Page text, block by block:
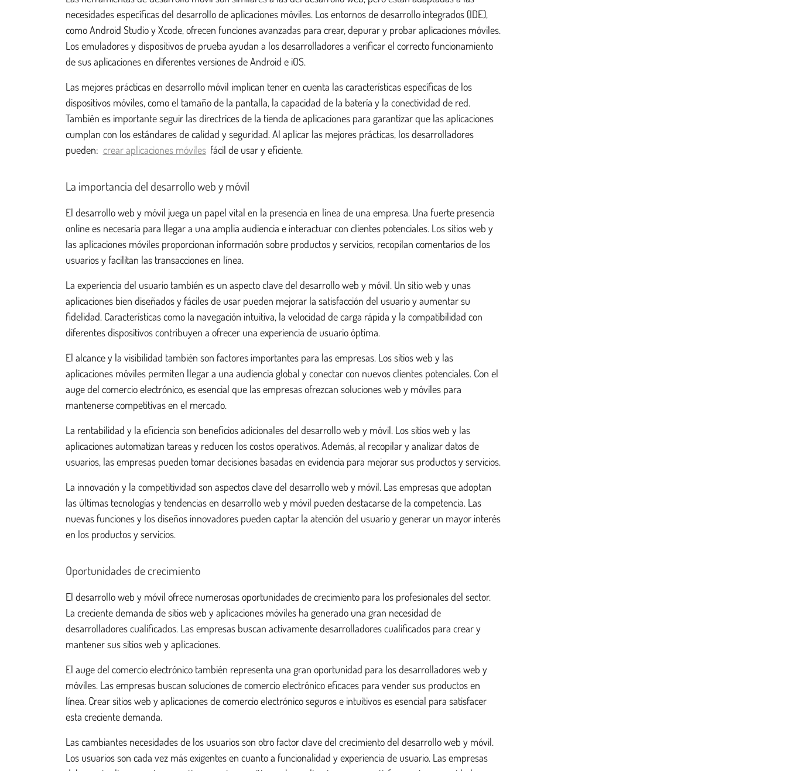
necesidades específicas del desarrollo de aplicaciones móviles. Los entornos de desarrollo integrados (IDE),
como Android Studio y Xcode, ofrecen funciones avanzadas para crear, depurar y probar aplicaciones móviles.
Los emuladores y dispositivos de prueba ayudan a los desarrolladores a verificar el correcto funcionamiento
de sus aplicaciones en diferentes versiones de Android e iOS.
Las mejores prácticas en desarrollo móvil implican tener en cuenta las características específicas de los
dispositivos móviles, como el tamaño de la pantalla, la capacidad de la batería y la conectividad de red.
También es importante seguir las directrices de la tienda de aplicaciones para garantizar que las aplicaciones
cumplan con los estándares de calidad y seguridad. Al aplicar las mejores prácticas, los desarrolladores
pueden: crear aplicaciones móviles fácil de usar y eficiente.
La importancia del desarrollo web y móvil
El desarrollo web y móvil juega un papel vital en la presencia en línea de una empresa. Una fuerte presencia
online es necesaria para llegar a una amplia audiencia e interactuar con clientes potenciales. Los sitios web y
las aplicaciones móviles proporcionan información sobre productos y servicios, recopilan comentarios de los
usuarios y facilitan las transacciones en línea.
La experiencia del usuario también es un aspecto clave del desarrollo web y móvil. Un sitio web y unas
aplicaciones bien diseñados y fáciles de usar pueden mejorar la satisfacción del usuario y aumentar su
fidelidad. Características como la navegación intuitiva, la velocidad de carga rápida y la compatibilidad con
diferentes dispositivos contribuyen a ofrecer una experiencia de usuario óptima.
El alcance y la visibilidad también son factores importantes para las empresas. Los sitios web y las
aplicaciones móviles permiten llegar a una audiencia global y conectar con nuevos clientes potenciales. Con el
auge del comercio electrónico, es esencial que las empresas ofrezcan soluciones web y móviles para
mantenerse competitivas en el mercado.
La rentabilidad y la eficiencia son beneficios adicionales del desarrollo web y móvil. Los sitios web y las
aplicaciones automatizan tareas y reducen los costos operativos. Además, al recopilar y analizar datos de
usuarios, las empresas pueden tomar decisiones basadas en evidencia para mejorar sus productos y servicios.
La innovación y la competitividad son aspectos clave del desarrollo web y móvil. Las empresas que adoptan
las últimas tecnologías y tendencias en desarrollo web y móvil pueden destacarse de la competencia. Las
nuevas funciones y los diseños innovadores pueden captar la atención del usuario y generar un mayor interés
en los productos y servicios.
Oportunidades de crecimiento
El desarrollo web y móvil ofrece numerosas oportunidades de crecimiento para los profesionales del sector.
La creciente demanda de sitios web y aplicaciones móviles ha generado una gran necesidad de
desarrolladores cualificados. Las empresas buscan activamente desarrolladores cualificados para crear y
mantener sus sitios web y aplicaciones.
El auge del comercio electrónico también representa una gran oportunidad para los desarrolladores web y
móviles. Las empresas buscan soluciones de comercio electrónico eficaces para vender sus productos en
línea. Crear sitios web y aplicaciones de comercio electrónico seguros e intuitivos es esencial para satisfacer
esta creciente demanda.
Las cambiantes necesidades de los usuarios son otro factor clave del crecimiento del desarrollo web y móvil.
Los usuarios son cada vez más exigentes en cuanto a funcionalidad y experiencia de usuario. Las empresas